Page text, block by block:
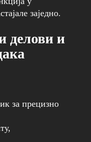
заједно.
делови и
за прецизно